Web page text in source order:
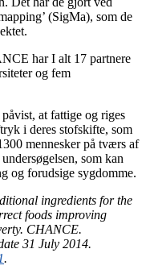
(SigMa), som de
har I alt 17 partnere
og fem
at fattige og riges
i deres stofskifte, som
mennesker på tværs af
som kan
og forudsige sygdomme.
ingredients for the
foods improving
CHANCE.
31 July 2014.
.